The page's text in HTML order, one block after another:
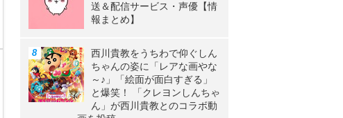
送＆配信サービス・声優【情
報まとめ】
西川貴教をうちわで仰ぐしん
ちゃんの姿に「レアな画やな
～♪」「絵面が面白すぎる」
と爆笑！ 「クレヨンしんちゃ
ん」が西川貴教とのコラボ動